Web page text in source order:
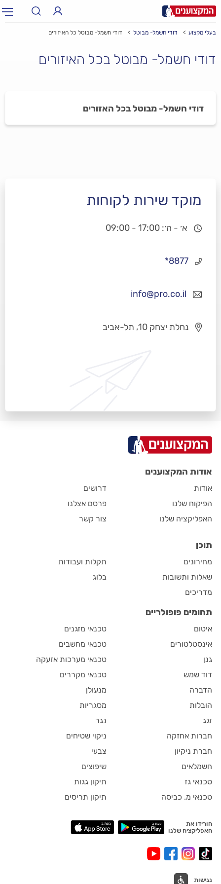
בעלי מקצוע דודי חשמל- מבוטל דודי חשמל- מבוטל כל האיזורים
דודי חשמל- מבוטל בכל האיזורים
דודי חשמל- מבוטל בכל האזורים
מוקד שירות לקוחות
א׳ - ה׳: 17:00 - 09:00
info@pro.co.il
*8877
נחלת יצחק 10, תל-אביב
אודות המקצוענים
אודות
הפיקוח שלנו
האפליקציה שלנו
דרושים
פרסם אצלנו
צור קשר
תוכן
מחירונים
שאלות ותשובות
מדריכים
תקלות ועבודות
בלוג
תחומים פופולריים
איטום
אינסטלטורים
גנן
דוד שמש
הדברה
הובלות
זגג
חברות אחזקה
חברת ניקיון
חשמלאים
טכנאי גז
טכנאי מ. כביסה
טכנאי מזגנים
טכנאי מחשבים
טכנאי מערכות אזעקה
טכנאי מקררים
מנעולן
מסגריות
נגר
ניקוי שטיחים
צבעי
שיפוצים
תיקון גגות
תיקון תריסים
הורידו את
האפליקציה שלנו
נגישות